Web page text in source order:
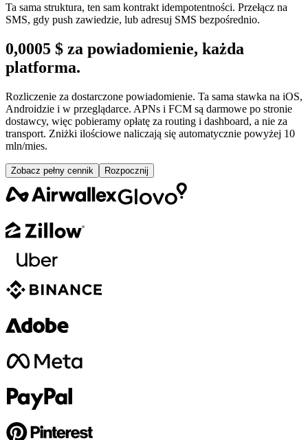
Ta sama struktura, ten sam kontrakt idempotentności. Przełącz na
SMS, gdy push zawiedzie, lub adresuj SMS bezpośrednio.
0,0005 $ za powiadomienie, każda
platforma.
Rozliczenie za dostarczone powiadomienie. Ta sama stawka na iOS,
Androidzie i w przeglądarce. APNs i FCM są darmowe po stronie
dostawcy, więc pobieramy opłatę za routing i dashboard, a nie za
transport. Zniżki ilościowe naliczają się automatycznie powyżej 10
mln/mies.
Zobacz pełny cennik Rozpocznij